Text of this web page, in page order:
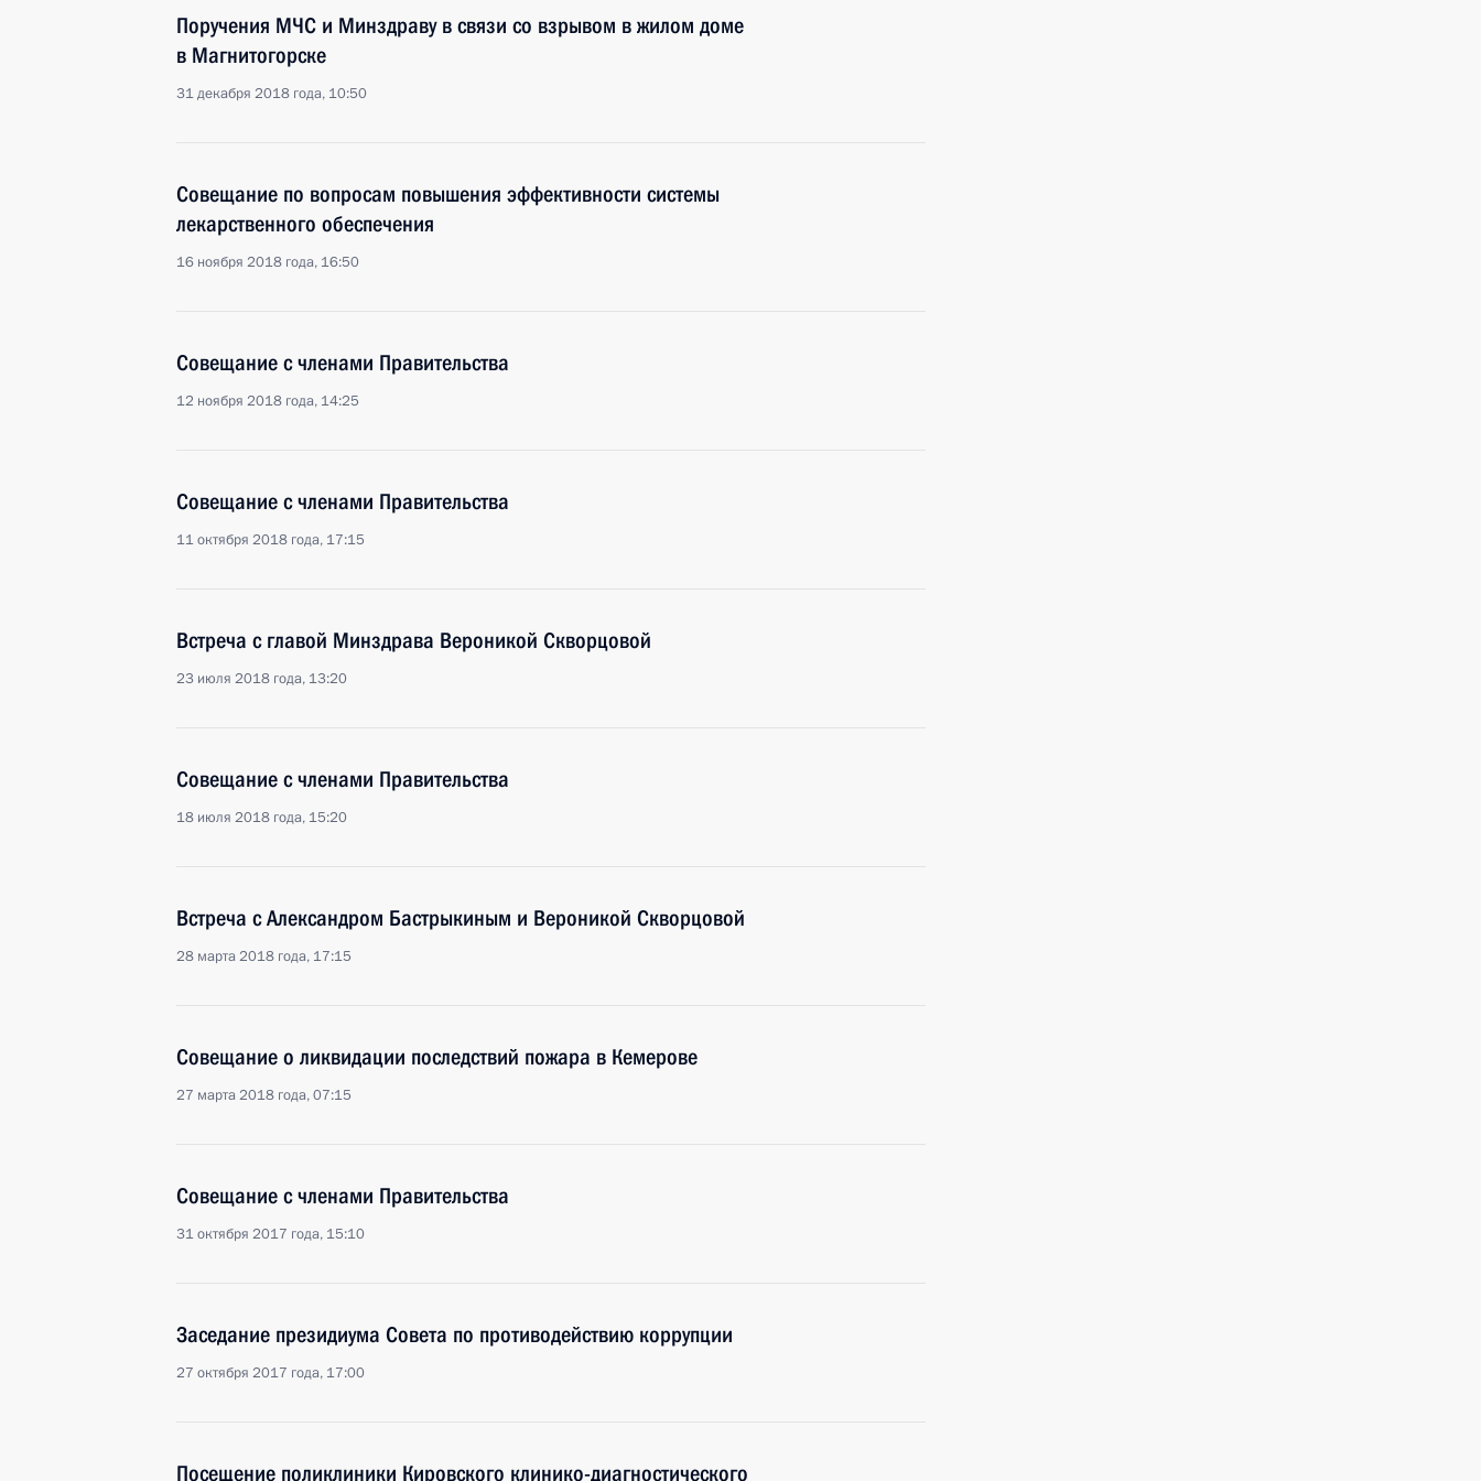
Поручения МЧС и Минздраву в связи со взрывом в жилом доме
в Магнитогорске
31 декабря 2018 года, 10:50
Совещание по вопросам повышения эффективности системы
лекарственного обеспечения
16 ноября 2018 года, 16:50
Совещание с членами Правительства
12 ноября 2018 года, 14:25
Совещание с членами Правительства
11 октября 2018 года, 17:15
Встреча с главой Минздрава Вероникой Скворцовой
23 июля 2018 года, 13:20
Совещание с членами Правительства
18 июля 2018 года, 15:20
Встреча с Александром Бастрыкиным и Вероникой Скворцовой
28 марта 2018 года, 17:15
Совещание о ликвидации последствий пожара в Кемерове
27 марта 2018 года, 07:15
Совещание с членами Правительства
31 октября 2017 года, 15:10
Заседание президиума Совета по противодействию коррупции
27 октября 2017 года, 17:00
Посещение поликлиники Кировского клинико-диагностического